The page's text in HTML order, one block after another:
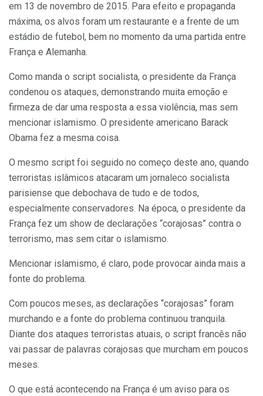
em 13 de novembro de 2015. Para efeito e propaganda
máxima, os alvos foram um restaurante e a frente de um
estádio de futebol, bem no momento da uma partida entre
França e Alemanha.
Como manda o script socialista, o presidente da França
condenou os ataques, demonstrando muita emoção e
firmeza de dar uma resposta a essa violência, mas sem
mencionar islamismo. O presidente americano Barack
Obama fez a mesma coisa.
O mesmo script foi seguido no começo deste ano, quando
terroristas islâmicos atacaram um jornaleco socialista
parisiense que debochava de tudo e de todos,
especialmente conservadores. Na época, o presidente da
França fez um show de declarações “corajosas” contra o
terrorismo, mas sem citar o islamismo.
Mencionar islamismo, é claro, pode provocar ainda mais a
fonte do problema.
Com poucos meses, as declarações “corajosas” foram
murchando e a fonte do problema continuou tranquila.
Diante dos ataques terroristas atuais, o script francês não
vai passar de palavras corajosas que murcham em poucos
meses.
O que está acontecendo na França é um aviso para os